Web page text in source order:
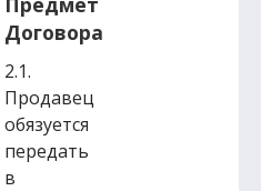
Договора
2.1.
Продавец
обязуется
передать
в